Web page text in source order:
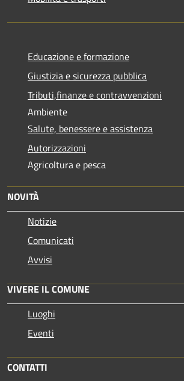
Educazione e formazione
Giustizia e sicurezza pubblica
Tributi,finanze e contravvenzioni
Ambiente
Salute, benessere e assistenza
Autorizzazioni
Agricoltura e pesca
NOVITÀ
Notizie
Comunicati
Avvisi
VIVERE IL COMUNE
Luoghi
Eventi
CONTATTI